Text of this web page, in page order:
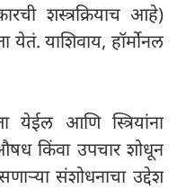
शस्त्रक्रियाच आहे)
याशिवाय, हॉर्मोनल
येईल आणि स्त्रियांना
किंवा उपचार शोधून
संशोधनाचा उद्देश